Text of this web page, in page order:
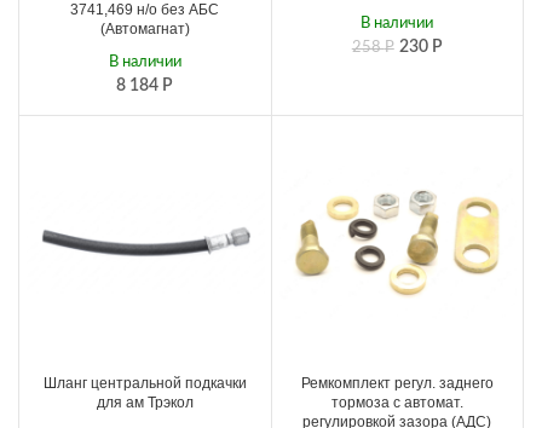
3741,469 н/о без АБС
(Автомагнат)
8 184 Р
В наличии
258Р 230 Р
В наличии
Шланг центральной подкачки
для ам Трэкол
Ремкомплект регул. заднего
тормоза с автомат.
регулировкой зазора (АДС)